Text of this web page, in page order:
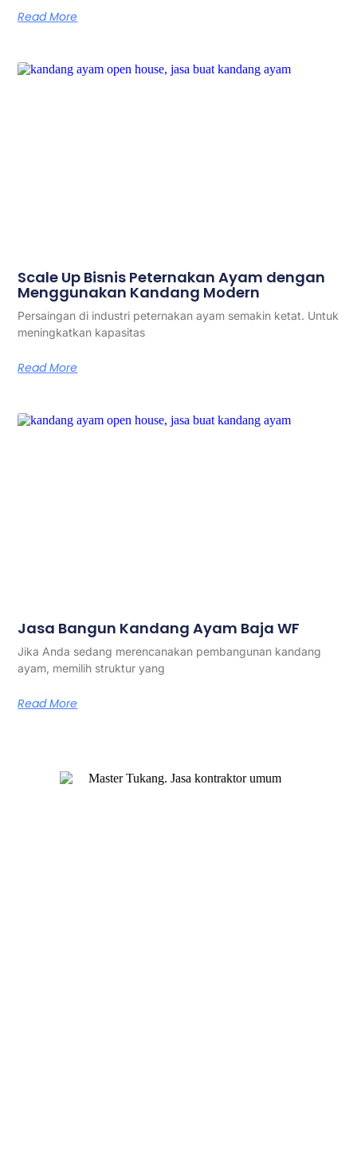
Read More
Scale Up Bisnis Peternakan Ayam dengan
Menggunakan Kandang Modern
Persaingan di industri peternakan ayam semakin ketat. Untuk
meningkatkan kapasitas
Read More
Jasa Bangun Kandang Ayam Baja WF
Jika Anda sedang merencanakan pembangunan kandang
ayam, memilih struktur yang
Read More